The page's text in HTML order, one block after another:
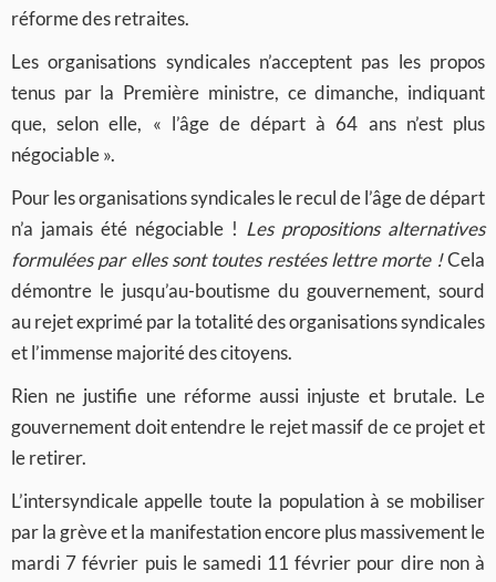
réforme des retraites.
Les organisations syndicales n’acceptent pas les propos
tenus par la Première ministre, ce dimanche, indiquant
que, selon elle, « l’âge de départ à 64 ans n’est plus
négociable ».
Pour les organisations syndicales le recul de l’âge de départ
n’a jamais été négociable ! Les propositions alternatives
formulées par elles sont toutes restées lettre morte !Cela
démontre le jusqu’au-boutisme du gouvernement, sourd
au rejet exprimé par la totalité des organisations syndicales
et l’immense majorité des citoyens.
Rien ne justifie une réforme aussi injuste et brutale. Le
gouvernement doit entendre le rejet massif de ce projet et
le retirer.
L’intersyndicale appelle toute la population à se mobiliser
par la grève et la manifestation encore plus massivement le
mardi 7 février puis le samedi 11 février pour dire non à